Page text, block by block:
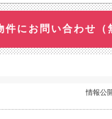
件にお問い合わせ（
情報公